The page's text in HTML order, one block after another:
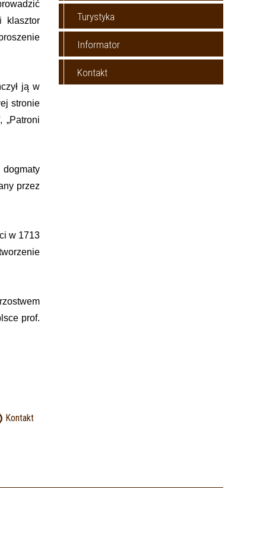
klasztor
ją w
stronie
„Patroni
przez
w 1713
prof.
Kontakt
Turystyka
Informator
Kontakt